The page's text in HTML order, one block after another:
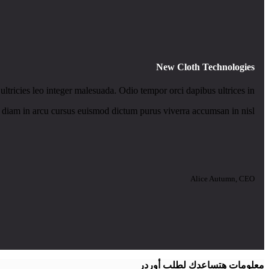
New Cloth Technologies
leo integer malesuada. Odio tempor orci dapibus ultrices in.
diam in arcu cursus euismod dictum purus viverra accumsan in nisl.
Alice Autumn, CEO
معلومات هتساعدك لطلب أوردر